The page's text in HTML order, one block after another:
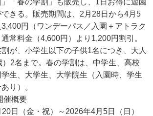
「春の学割」も販売し、1日お得に遊園
きる。販売期間は、2月28日から4月5
円（ワンデーパス／入園＋アトラク
常料金（4,600円）より1,200円割引。
が、小学生以下の子供1名につき、大人
）2名まで。春の学割は、中学生、高校
生、大学生、大学院生（入園時、学生
り）。
催概要
日（金・祝）～2026年4月5日（日）